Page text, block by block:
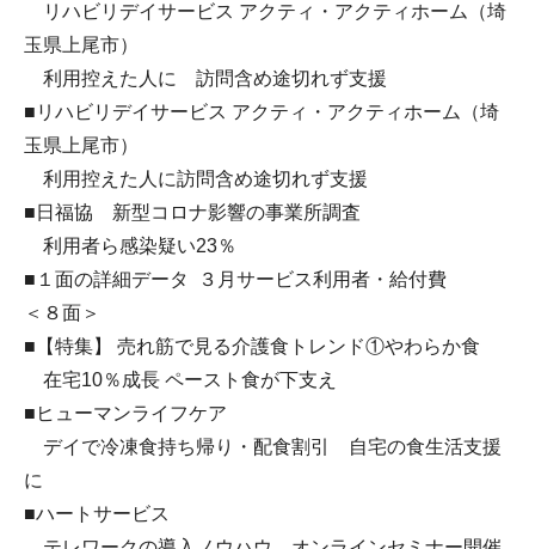
リハビリデイサービス アクティ・アクティホーム（埼
玉県上尾市）
利用控えた人に 訪問含め途切れず支援
■リハビリデイサービス アクティ・アクティホーム（埼
玉県上尾市）
利用控えた人に訪問含め途切れず支援
■日福協 新型コロナ影響の事業所調査
利用者ら感染疑い23％
■１面の詳細データ ３月サービス利用者・給付費
＜８面＞
■【特集】 売れ筋で見る介護食トレンド①やわらか食
在宅10％成長 ペースト食が下支え
■ヒューマンライフケア
デイで冷凍食持ち帰り・配食割引 自宅の食生活支援
に
■ハートサービス